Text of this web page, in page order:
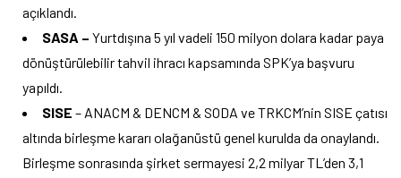
açıklandı.
SASA – Yurtdışına 5 yıl vadeli 150 milyon dolara kadar paya
dönüştürülebilir tahvil ihracı kapsamında SPK’ya başvuru
yapıldı.
SISE – ANACM & DENCM & SODA ve TRKCM’nin SISE çatısı
altında birleşme kararı olağanüstü genel kurulda da onaylandı.
Birleşme sonrasında şirket sermayesi 2,2 milyar TL’den 3,1